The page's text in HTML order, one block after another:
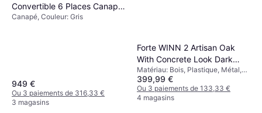
Convertible 6 Places Canapé
350cm
Canapé, Couleur: Gris
949 €
Ou 3 paiements de 316,33 €
3 magasins
Forte WINN 2 ‎Artisan Oak
With Concrete Look Dark
Grey Armoire 200.1x200.5cm
Matériau: Bois, Plastique, Métal,
Couleur: Naturel, Gris,Solutions de
Stockage: Portes Coulissantes,
Étagères, Tiroirs Coulissants
399,99 €
Ou 3 paiements de 133,33 €
4 magasins